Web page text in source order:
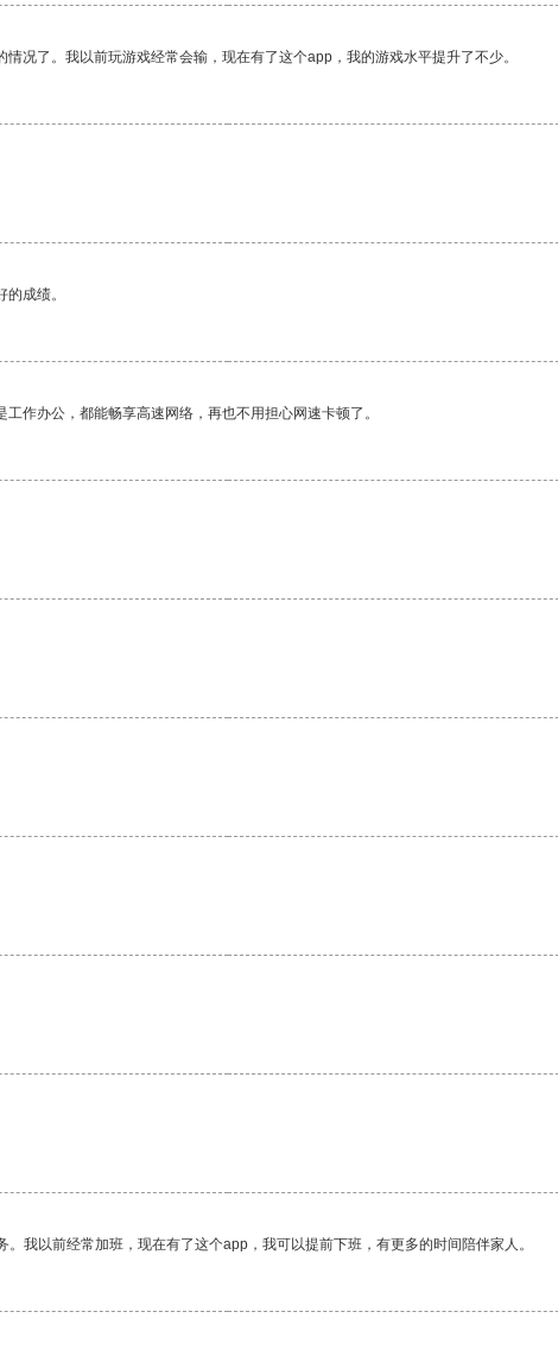
况了。我以前玩游戏经常会输，现在有了这个app，我的游戏水平提升了不少。
成绩。
作办公，都能畅享高速网络，再也不用担心网速卡顿了。
我以前经常加班，现在有了这个app，我可以提前下班，有更多的时间陪伴家人。